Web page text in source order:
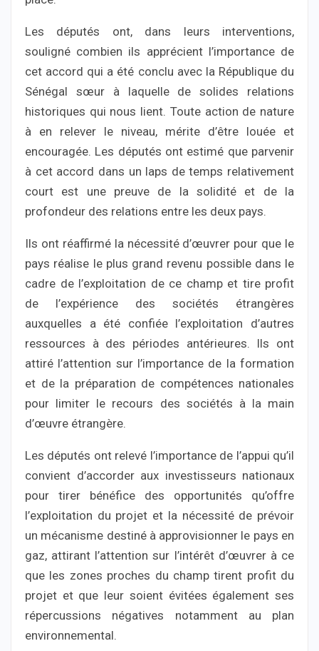
Les députés ont, dans leurs interventions,
souligné combien ils apprécient l’importance de
cet accord qui a été conclu avec la République du
Sénégal sœur à laquelle de solides relations
historiques qui nous lient. Toute action de nature
à en relever le niveau, mérite d’être louée et
encouragée. Les députés ont estimé que parvenir
à cet accord dans un laps de temps relativement
court est une preuve de la solidité et de la
profondeur des relations entre les deux pays.
Ils ont réaffirmé la nécessité d’œuvrer pour que le
pays réalise le plus grand revenu possible dans le
cadre de l’exploitation de ce champ et tire profit
de l’expérience des sociétés étrangères
auxquelles a été confiée l’exploitation d’autres
ressources à des périodes antérieures. Ils ont
attiré l’attention sur l’importance de la formation
et de la préparation de compétences nationales
pour limiter le recours des sociétés à la main
d’œuvre étrangère.
Les députés ont relevé l’importance de l’appui qu’il
convient d’accorder aux investisseurs nationaux
pour tirer bénéfice des opportunités qu’offre
l’exploitation du projet et la nécessité de prévoir
un mécanisme destiné à approvisionner le pays en
gaz, attirant l’attention sur l’intérêt d’œuvrer à ce
que les zones proches du champ tirent profit du
projet et que leur soient évitées également ses
répercussions négatives notamment au plan
environnemental.